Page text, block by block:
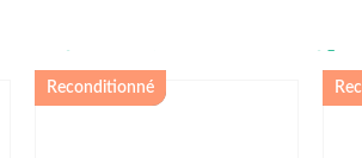
:
Reconditionné